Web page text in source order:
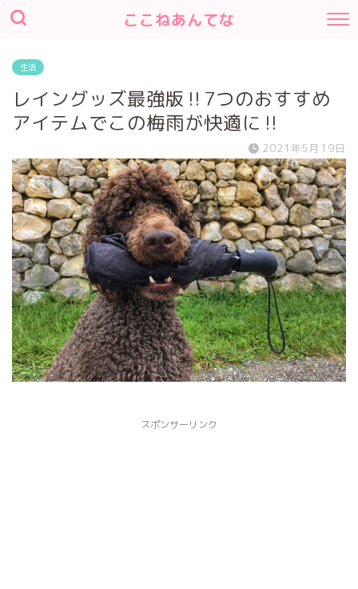
ここねあんてな
生活
レイングッズ最強版‼︎7つのおすすめ
アイテムでこの梅雨が快適に‼︎
2021年5月19日
スポンサーリンク